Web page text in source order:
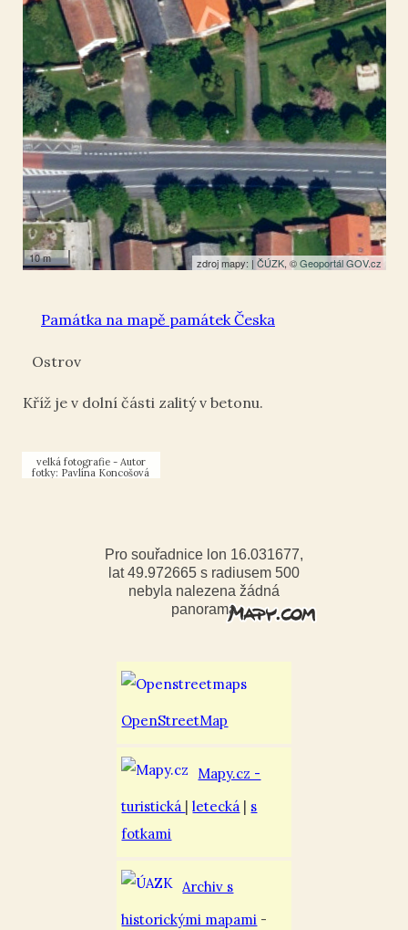
10 m zdroj mapy: | ČÚZK, ©Geoportál GOV.cz
Smírčí kříž
Památka na mapě památek Česka
Ostrov
Kříž je v dolní části zalitý v betonu.
Autor
fotky: Pavlína Koncošová
Pro souřadnice lon 16.031677,
lat 49.972665 s radiusem 500
nebyla nalezena žádná
panorama
OpenStreetMap
Mapy.cz -
turistická
|letecká
s
fotkami
Archiv s
historickými mapami -